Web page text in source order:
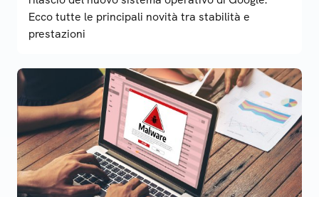
Ecco tutte le principali novità tra stabilità e
prestazioni